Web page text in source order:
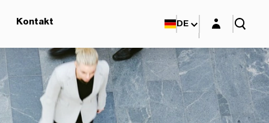
Kontakt DE Login-Maske